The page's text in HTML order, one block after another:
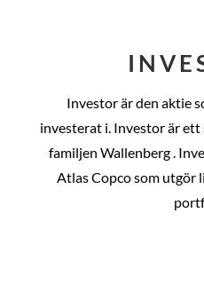
Investor är den aktie
investerat i. Investor är
familjen Wallenberg .
Atlas Copco som utgör